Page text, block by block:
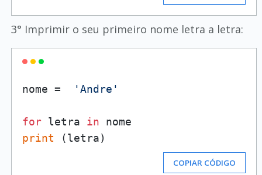
3° Imprimir o seu primeiro nome letra a letra:
nome = 'Andre'
for letra in
print
COPIAR CÓDIGO